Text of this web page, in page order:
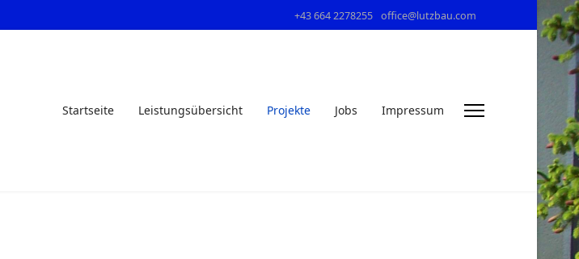
+43 664 2278255 office@lutzbau.com
Startseite Leistungsübersicht Projekte Jobs Impressum